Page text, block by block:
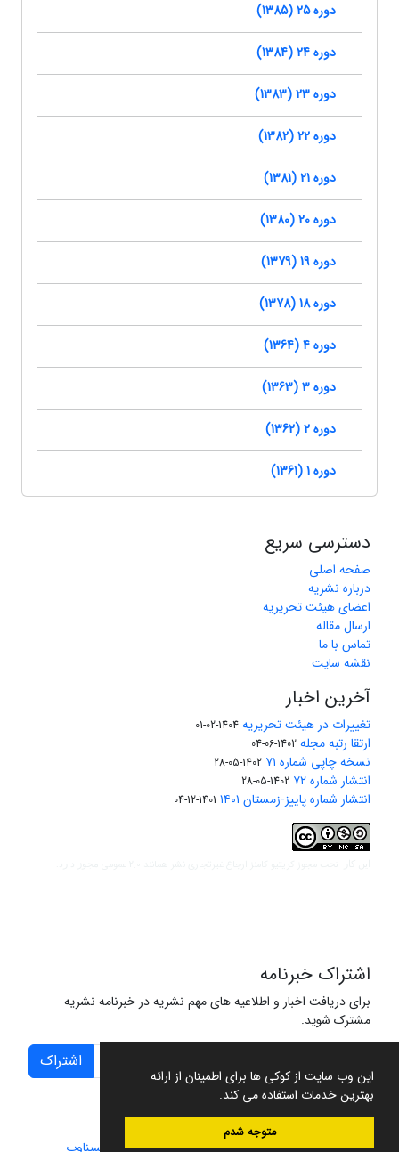
این وب سایت از کوکی ها برای اطمینان از ارائه
بهترین خدمات استفاده می کند.
متوجه شدم
دوره 25 (1385)
دوره 24 (1384)
دوره 23 (1383)
دوره 22 (1382)
دوره 21 (1381)
دوره 20 (1380)
دوره 19 (1379)
دوره 18 (1378)
دوره 4 (1364)
دوره 3 (1363)
دوره 2 (1362)
دوره 1 (1361)
دسترسی سریع
صفحه اصلی
درباره نشریه
اعضای هیئت تحریریه
ارسال مقاله
تماس با ما
نقشه سایت
آخرین اخبار
تغییرات در هیئت تحریریه 1404-02-01
ارتقا رتبه مجله 1402-06-04
نسخه چاپی شماره ۷۱ 1402-05-28
انتشار شماره ۷۲ 1402-05-28
انتشار شماره پاییز-زمستان ۱۴۰۱ 1401-12-04
اشتراک خبرنامه
برای دریافت اخبار و اطلاعیه های مهم نشریه در خبرنامه نشریه
مشترک شوید.
اشتراک
سامانه مدیریت نشریات علمی.طراحی و پیاده سازی از سیناوب